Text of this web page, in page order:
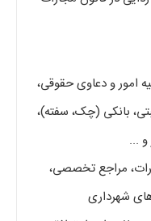
امور و دعاوی حقوقی،
بانکی (چک، سفته)،
و ...
مراجع تخصصی،
های شهرداری